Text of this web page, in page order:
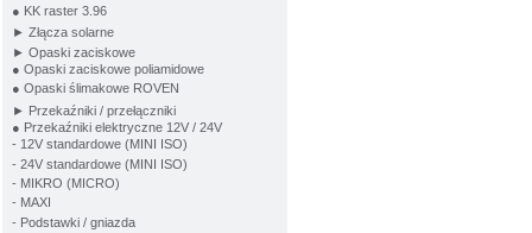
● KK raster 3.96
► Złącza solarne
► Opaski zaciskowe
● Opaski zaciskowe poliamidowe
● Opaski ślimakowe ROVEN
► Przekaźniki / przełączniki
● Przekaźniki elektryczne 12V / 24V
- 12V standardowe (MINI ISO)
- 24V standardowe (MINI ISO)
- MIKRO (MICRO)
- MAXI
- Podstawki / gniazda